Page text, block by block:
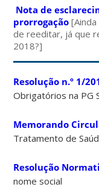
Nota de
prorrogação
de reeditar, já que
2018?]
Resolução n.º 1/
Obrigatórios na PG
Memorando
Tratamento de
Resolução
nome social